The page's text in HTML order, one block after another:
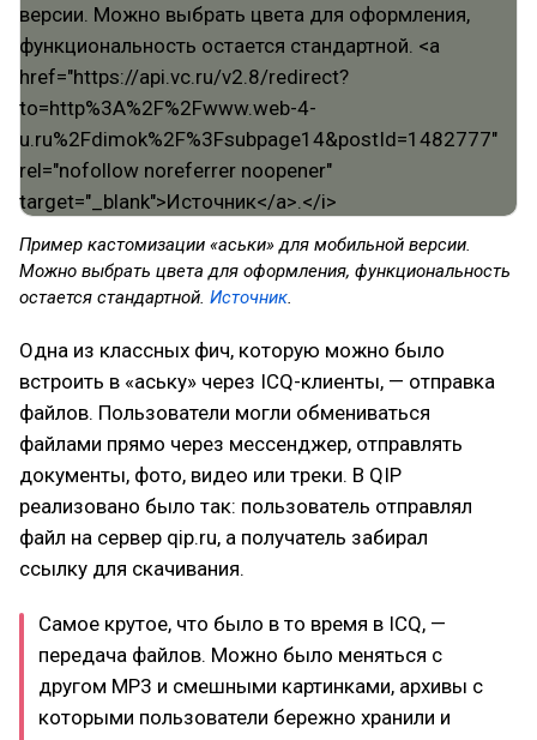
Пример кастомизации «аськи» для мобильной версии.
Можно выбрать цвета для оформления, функциональность
остается стандартной. Источник
Одна из классных фич, которую можно было
встроить в «аську» через ICQ-клиенты, — отправка
файлов. Пользователи могли обмениваться
файлами прямо через мессенджер, отправлять
документы, фото, видео или треки. В QIP
реализовано было так: пользователь отправлял
файл на сервер qip.ru, а получатель забирал
ссылку для скачивания.
Самое крутое, что было в то время в ICQ, —
передача файлов. Можно было меняться с
другом MP3 и смешными картинками, архивы с
которыми пользователи бережно хранили и